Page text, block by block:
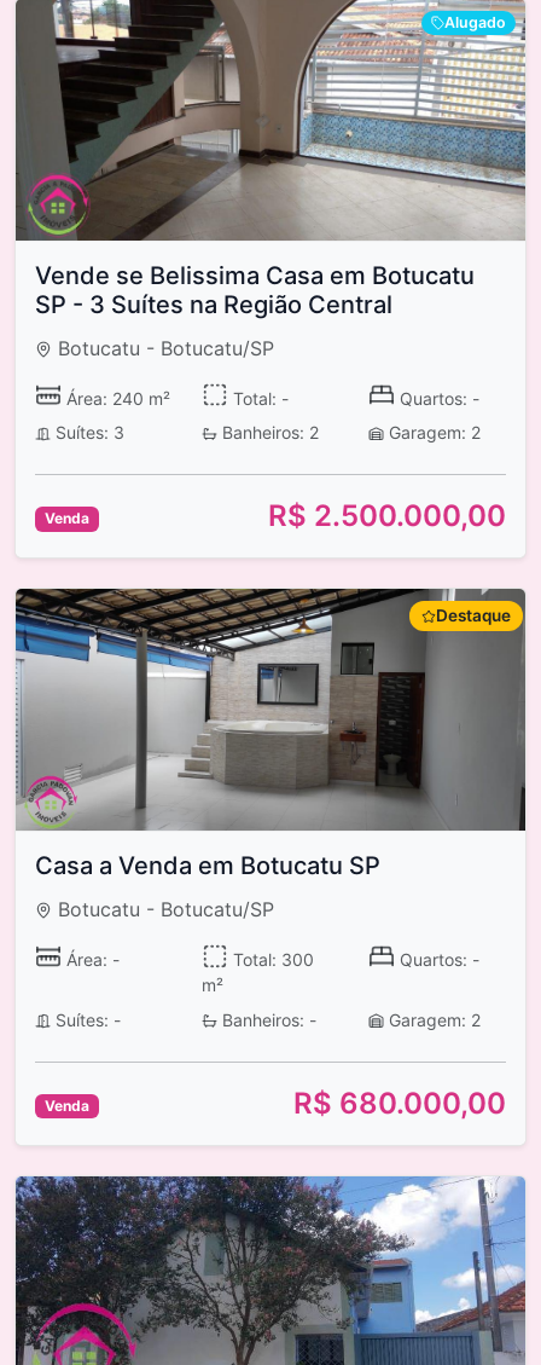
Alugado
Vende se Belissima Casa em Botucatu
SP - 3 Suítes na Região Central
Botucatu - Botucatu/SP
Área: 240 m² Total: -
Quartos: -
Suítes: 3
Banheiros: 2 Garagem: 2
Venda R$ 2.500.000,00
Destaque
Casa a Venda em Botucatu SP
Botucatu - Botucatu/SP
Área: -
Total: 300
m²
Quartos: -
Suítes: - Banheiros: - Garagem: 2
Venda R$ 680.000,00